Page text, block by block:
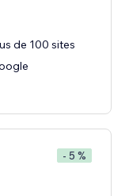
de 100 sites
- 5 %